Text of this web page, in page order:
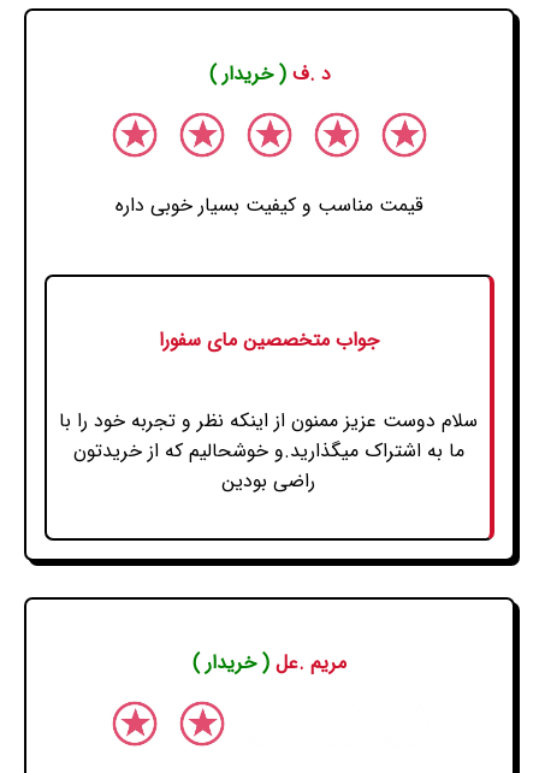
د .ف( خریدار )
قیمت مناسب و کیفیت بسیار خوبی داره
جواب متخصصین مای سفورا
سلام دوست عزیز ممنون از اینکه نظر و تجربه خود را با
ما به اشتراک میگذارید.و خوشحالیم که از خریدتون
راضی بودین
مریم .عل ( خریدار )